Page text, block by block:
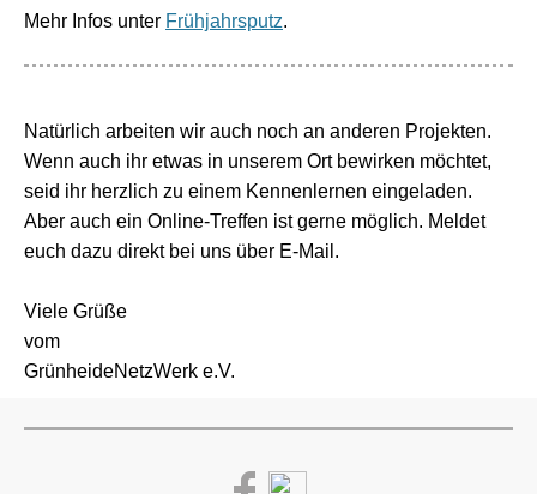
Mehr Infos unter Frühjahrsputz.
Natürlich arbeiten wir auch noch an anderen Projekten.
Wenn auch ihr etwas in unserem Ort bewirken möchtet,
seid ihr herzlich zu einem Kennenlernen eingeladen.
Aber auch ein Online-Treffen ist gerne möglich. Meldet
euch dazu direkt bei uns über E-Mail.
Viele Grüße
vom
GrünheideNetzWerk e.V.